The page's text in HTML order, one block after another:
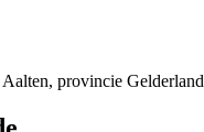
provincie